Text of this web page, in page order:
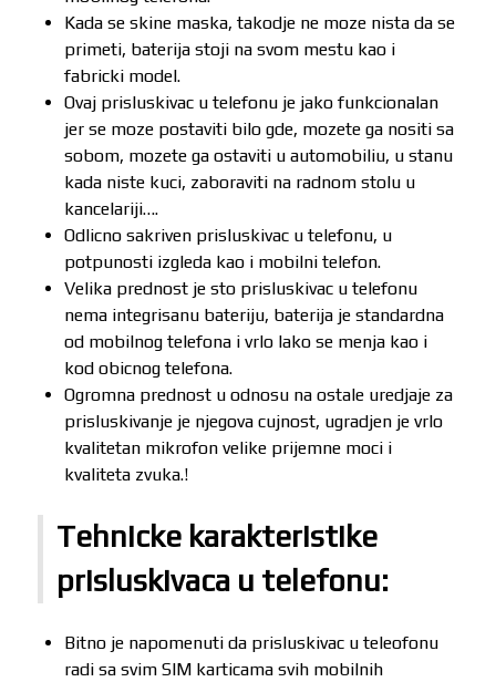
Kada se skine maska, takodje ne moze nista da se
primeti, baterija stoji na svom mestu kao i
fabricki model.
Ovaj prisluskivac u telefonu je jako funkcionalan
jer se moze postaviti bilo gde, mozete ga nositi sa
sobom, mozete ga ostaviti u automobiliu, u stanu
kada niste kuci, zaboraviti na radnom stolu u
kancelariji….
Odlicno sakriven prisluskivac u telefonu, u
potpunosti izgleda kao i mobilni telefon.
Velika prednost je sto prisluskivac u telefonu
nema integrisanu bateriju, baterija je standardna
od mobilnog telefona i vrlo lako se menja kao i
kod obicnog telefona.
Ogromna prednost u odnosu na ostale uredjaje za
prisluskivanje je njegova cujnost, ugradjen je vrlo
kvalitetan mikrofon velike prijemne moci i
kvaliteta zvuka.!
Tehnicke karakteristike
prisluskivaca u telefonu:
Bitno je napomenuti da prisluskivac u teleofonu
radi sa svim SIM karticama svih mobilnih